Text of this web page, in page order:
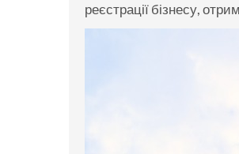
реєстрації бізнесу,